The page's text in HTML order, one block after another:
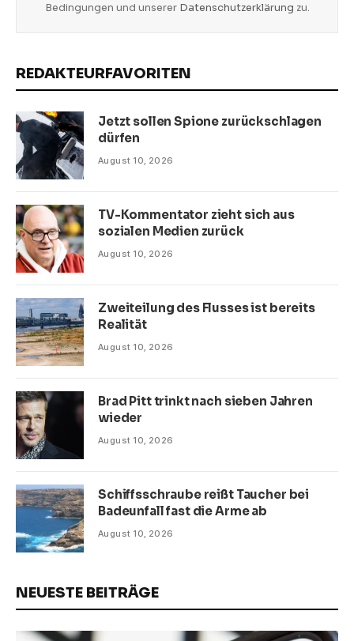
Bedingungen und unserer Datenschutzerklärung zu.
REDAKTEURFAVORITEN
Jetzt sollen Spione zurückschlagen
dürfen
August 10, 2026
TV-Kommentator zieht sich aus
sozialen Medien zurück
August 10, 2026
Zweiteilung des Flusses ist bereits
Realität
August 10, 2026
Brad Pitt trinkt nach sieben Jahren
wieder
August 10, 2026
Schiffsschraube reißt Taucher bei
Badeunfall fast die Arme ab
August 10, 2026
NEUESTE BEITRÄGE